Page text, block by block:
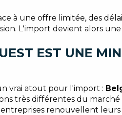
à une offre limitée, des
L'import devient alors
EST UNE
vrai atout pour l'import :
très différentes du
renouvellent